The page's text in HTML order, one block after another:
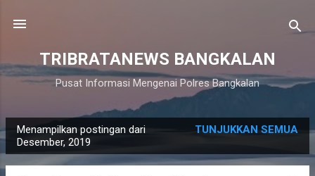
TRIBRATANEWS BANGKALAN
Pusat Informasi Mengenai Polres Bangkalan
o
Menampilkan postingan dari
Desember, 2019
TUNJUKKAN SEMUA